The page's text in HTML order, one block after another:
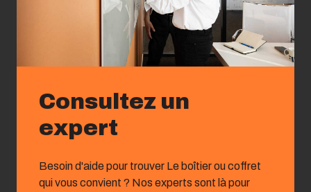
Consultez un
expert
Besoin d'aide pour trouver Le boîtier ou coffret
qui vous convient ? Nos experts sont là pour